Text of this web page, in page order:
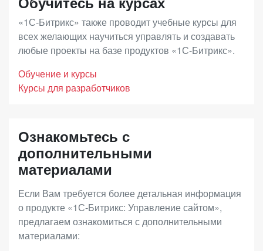
дополнительными возможностями развития
онлайн-продаж, повышения конверсии и
доходности. В дополнение к преимуществам
возможность построения дилерских продаж,
запустить программу лояльности и
аффилиатские программы, использовать
расширенную отчетность.
«Энтерпрайз»– лицензия с максимальной
функциональностью для средних и крупных
интернет-магазинов, региональных и
года с момента покупки.
бухгалтерском учете. Ее назначение –
подтверждение правомерности использования
программного продукта клиентом по истечению
программный продукт (по статье 1281 ГК РФ).
«1С-Битрикс» также проводит учебные курсы для
всех желающих научиться управлять и создавать
любые проекты на базе продуктов «1С-Битрикс».
Обучение и курсы
Курсы для разработчиков
Ознакомьтесь с
дополнительными
материалами
Если Вам требуется более детальная информация
о продукте «1С-Битрикс: Управление сайтом»,
предлагаем ознакомиться с дополнительными
материалами: